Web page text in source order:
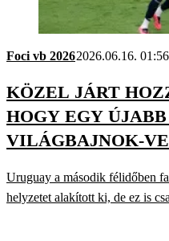
Foci vb 20262026.06.16. 01:56
KÖZEL JÁRT
HOGY EGY
VILÁGBAJNOK-
Uruguay a második félidőben
helyzetet alakított ki, de ez is